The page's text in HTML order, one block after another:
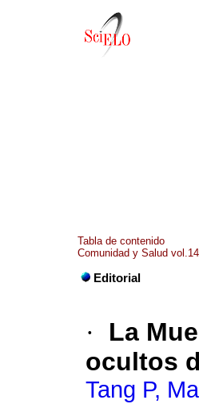
Tabla de contenido
Comunidad y Salud
Editorial
·
La
ocultos
Tang P,